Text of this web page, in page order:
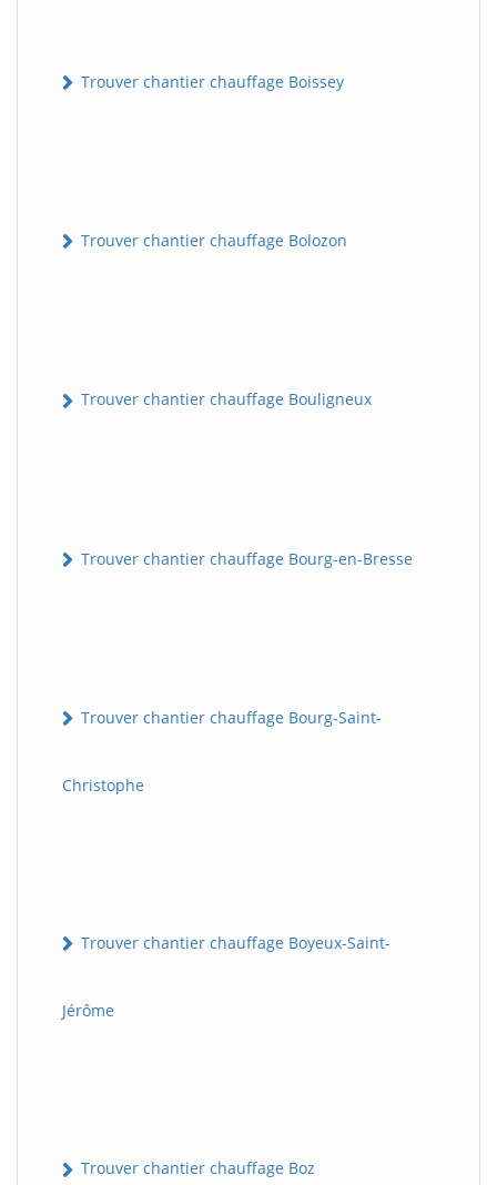
Trouver chantier chauffage Boissey
Trouver chantier chauffage Bolozon
Trouver chantier chauffage Bouligneux
Trouver chantier chauffage Bourg-en-Bresse
Trouver chantier chauffage Bourg-Saint-
Christophe
Trouver chantier chauffage Boyeux-Saint-
Jérôme
Trouver chantier chauffage Boz